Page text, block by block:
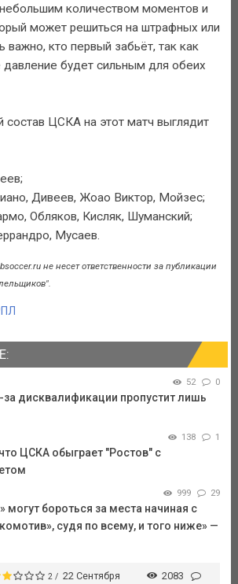
количеством моментов и
может решиться на штрафных или
важно, кто первый забьёт, так как
давление будет сильным для обеих
состав ЦСКА на этот матч выглядит
Дивеев, Жоао Виктор, Мойзес;
Обляков, Кисляк, Шуманский;
Мусаев.
не несет ответственности за публикации
52 0
за дисквалификации пропустит лишь
138 1
ЦСКА обыграет "Ростов" с
999 29
бороться за места начиная с
судя по всему, и того ниже» —
2 / 22 Сентября
2083